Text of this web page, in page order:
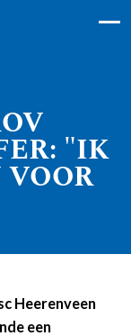
"IK
Heerenveen
een